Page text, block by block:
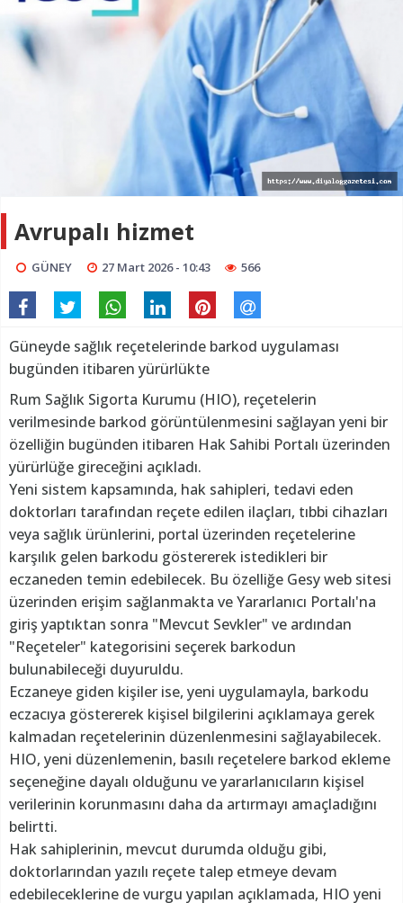
Avrupalı hizmet
GÜNEY 27 Mart 2026 - 10:43 566
Güneyde sağlık reçetelerinde barkod uygulaması
bugünden itibaren yürürlükte
Rum Sağlık Sigorta Kurumu (HIO), reçetelerin
verilmesinde barkod görüntülenmesini sağlayan yeni bir
özelliğin bugünden itibaren Hak Sahibi Portalı üzerinden
yürürlüğe gireceğini açıkladı.
Yeni sistem kapsamında, hak sahipleri, tedavi eden
doktorları tarafından reçete edilen ilaçları, tıbbi cihazları
veya sağlık ürünlerini, portal üzerinden reçetelerine
karşılık gelen barkodu göstererek istedikleri bir
eczaneden temin edebilecek. Bu özelliğe Gesy web sitesi
üzerinden erişim sağlanmakta ve Yararlanıcı Portalı'na
giriş yaptıktan sonra "Mevcut Sevkler" ve ardından
"Reçeteler" kategorisini seçerek barkodun
bulunabileceği duyuruldu.
Eczaneye giden kişiler ise, yeni uygulamayla, barkodu
eczacıya göstererek kişisel bilgilerini açıklamaya gerek
kalmadan reçetelerinin düzenlenmesini sağlayabilecek.
HIO, yeni düzenlemenin, basılı reçetelere barkod ekleme
seçeneğine dayalı olduğunu ve yararlanıcıların kişisel
verilerinin korunmasını daha da artırmayı amaçladığını
belirtti.
Hak sahiplerinin, mevcut durumda olduğu gibi,
doktorlarından yazılı reçete talep etmeye devam
edebileceklerine de vurgu yapılan açıklamada, HIO yeni